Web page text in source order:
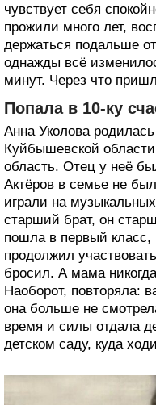
чувствует себя
прожили много лет,
держаться подальше
однажды всё
минут. Через что
Попала в 10-ку
Анна Уколова
Куйбышевской
область. Отец у неё
Актёров в семье не
играли на
старший брат, он
пошла в первый класс,
продолжил
бросил. А мама
Наоборот, повторяла:
она больше не
время и силы отдала
детском саду, куда